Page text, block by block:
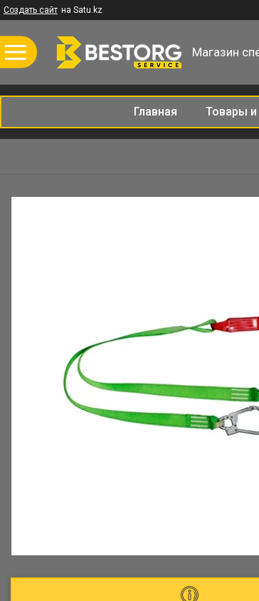
Создать сайт на Satu.kz
Магазин
Главная Товары и